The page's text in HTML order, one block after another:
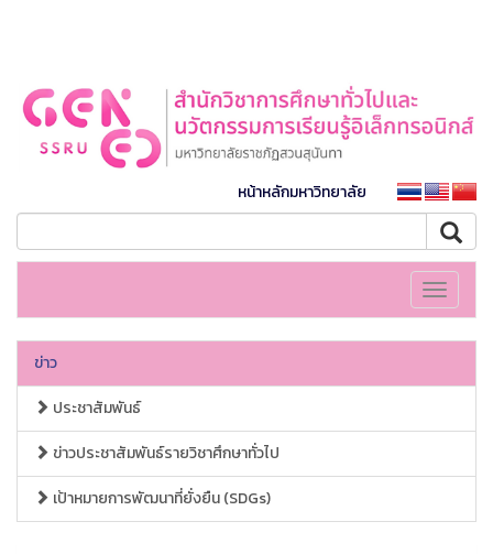
หน้าหลักมหาวิทยาลัย
Toggle
ข่าว
ประชาสัมพันธ์
ข่าวประชาสัมพันธ์รายวิชาศึกษาทั่วไป
เป้าหมายการพัฒนาที่ยั่งยืน (SDGs)